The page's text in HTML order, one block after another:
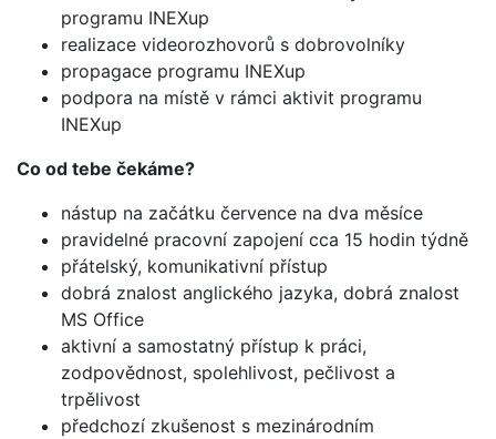
programu INEXup
realizace videorozhovorů s dobrovolníky
propagace programu INEXup
podpora na místě v rámci aktivit programu
INEXup
Co od tebe čekáme?
nástup na začátku července na dva měsíce
pravidelné pracovní zapojení cca 15 hodin týdně
přátelský, komunikativní přístup
dobrá znalost anglického jazyka, dobrá znalost
MS Office
aktivní a samostatný přístup k práci,
zodpovědnost, spolehlivost, pečlivost a
trpělivost
předchozí zkušenost s mezinárodním